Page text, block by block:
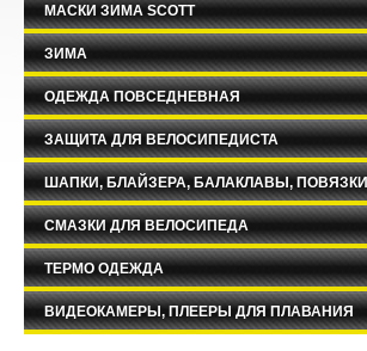
МАСКИ ЗИМА SCOTT
ЗИМА
ОДЕЖДА ПОВСЕДНЕВНАЯ
ЗАЩИТА ДЛЯ ВЕЛОСИПЕДИСТА
ШАПКИ, БЛАЙЗЕРА, БАЛАКЛАВЫ, ПОВЯЗКИ
СМАЗКИ ДЛЯ ВЕЛОСИПЕДА
ТЕРМО ОДЕЖДА
ВИДЕОКАМЕРЫ, ПЛЕЕРЫ ДЛЯ ПЛАВАНИЯ